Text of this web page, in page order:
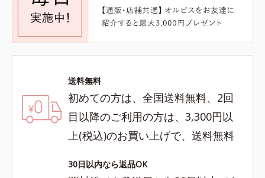
送料無料
初めての方は、全国送料無料、2回
目以降のご利用の方は、3,300円以
上(税込)のお買い上げで、送料無料
30日以内なら返品OK